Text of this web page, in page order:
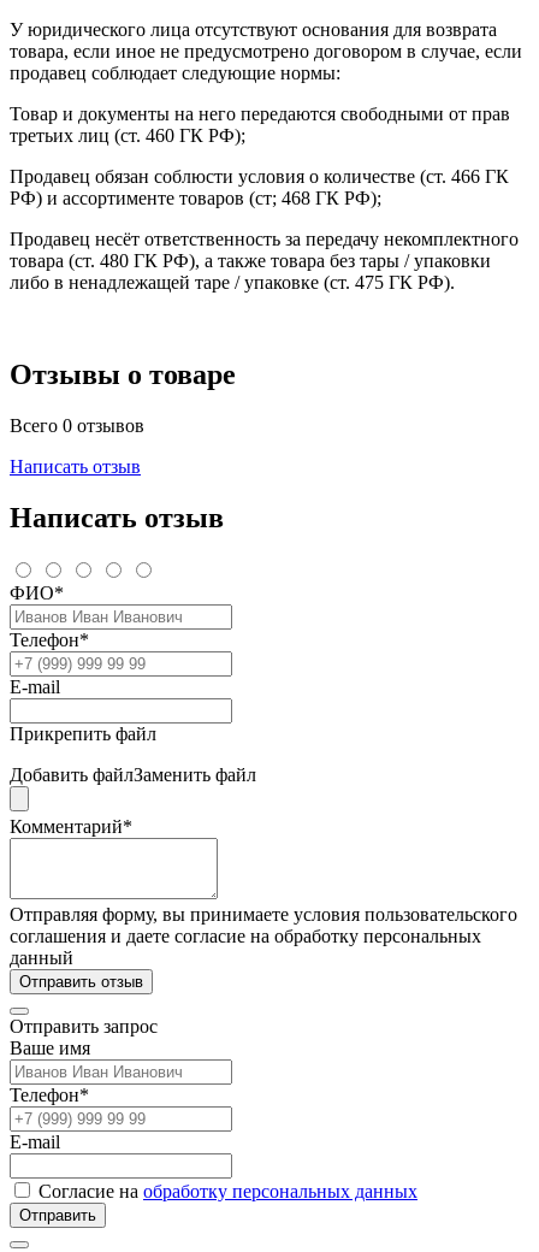
У юридического лица отсутствуют основания для возврата
товара, если иное не предусмотрено договором в случае, если
продавец соблюдает следующие нормы:
Товар и документы на него передаются свободными от прав
третьих лиц (ст. 460 ГК РФ);
Продавец обязан соблюсти условия о количестве (ст. 466 ГК
РФ) и ассортименте товаров (ст; 468 ГК РФ);
Продавец несёт ответственность за передачу некомплектного
товара (ст. 480 ГК РФ), а также товара без тары / упаковки
либо в ненадлежащей таре / упаковке (ст. 475 ГК РФ).
Отзывы о товаре
Всего 0 отзывов
Написать отзыв
Написать отзыв
ФИО*
Телефон*
E-mail
Прикрепить файл
Добавить файлЗаменить файл
Комментарий*
Отправляя форму, вы принимаете условия пользовательского
соглашения и даете согласие на обработку персональных
данный
Отправить отзыв
Отправить запрос
Ваше имя
Телефон*
E-mail
Согласие на обработку персональных данных
Отправить